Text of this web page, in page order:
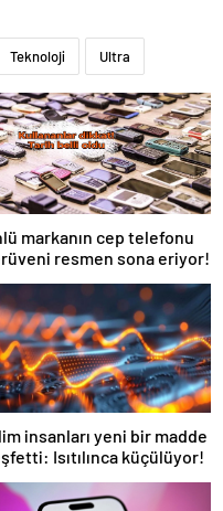
Teknoloji Ultra
markanın cep telefonu
resmen sona eriyor!
insanları yeni bir madde
Isıtılınca küçülüyor!